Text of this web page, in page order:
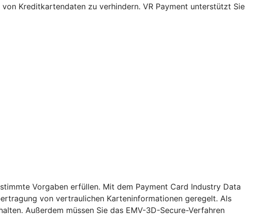
Kreditkartendaten zu verhindern. VR Payment unterstützt Sie
Vorgaben erfüllen. Mit dem Payment Card Industry Data
von vertraulichen Karteninformationen geregelt. Als
Außerdem müssen Sie das EMV-3D-Secure-Verfahren